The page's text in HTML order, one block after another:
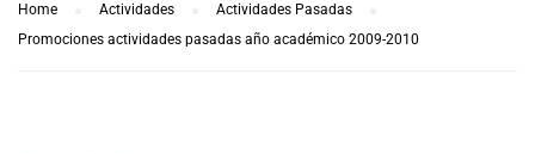
Home Actividades
Actividades Pasadas
Promociones actividades pasadas año académico 2009-2010